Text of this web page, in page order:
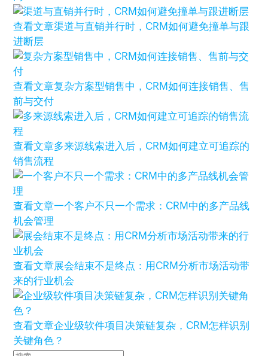
查看文章渠道与直销并行时，CRM如何避免撞单与跟
进断层
查看文章复杂方案型销售中，CRM如何连接销售、售
前与交付
查看文章多来源线索进入后，CRM如何建立可追踪的
销售流程
查看文章一个客户不只一个需求：CRM中的多产品线
机会管理
查看文章展会结束不是终点：用CRM分析市场活动带
来的行业机会
查看文章企业级软件项目决策链复杂，CRM怎样识别
关键角色？